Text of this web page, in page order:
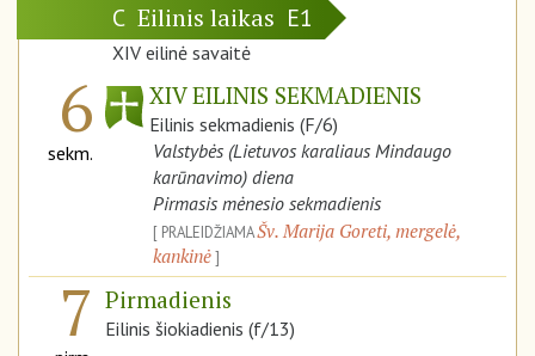
C Eilinis laikas E1
XIV eilinė savaitė
6
sekm.
XIV EILINIS SEKMADIENIS
Eilinis sekmadienis (F/6)
Valstybės (Lietuvos karaliaus Mindaugo
karūnavimo) diena
Pirmasis mėnesio sekmadienis
PRALEIDŽIAMAŠv. Marija Goreti, mergelė,
kankinė
7 Pirmadienis
Eilinis šiokiadienis (f/13)